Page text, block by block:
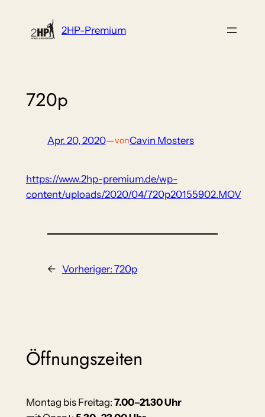
springen
2HP-Premium
720p
Apr. 20, 2020—vonCavin Mosters
https://www.2hp-premium.de/wp-
content/uploads/2020/04/720p20155902.MOV
← Vorheriger: 720p
Öffnungszeiten
Montag bis Freitag: 7.00–21.30 Uhr